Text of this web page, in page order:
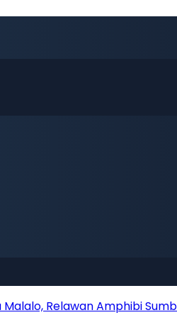
Malalo, Relawan Amphibi